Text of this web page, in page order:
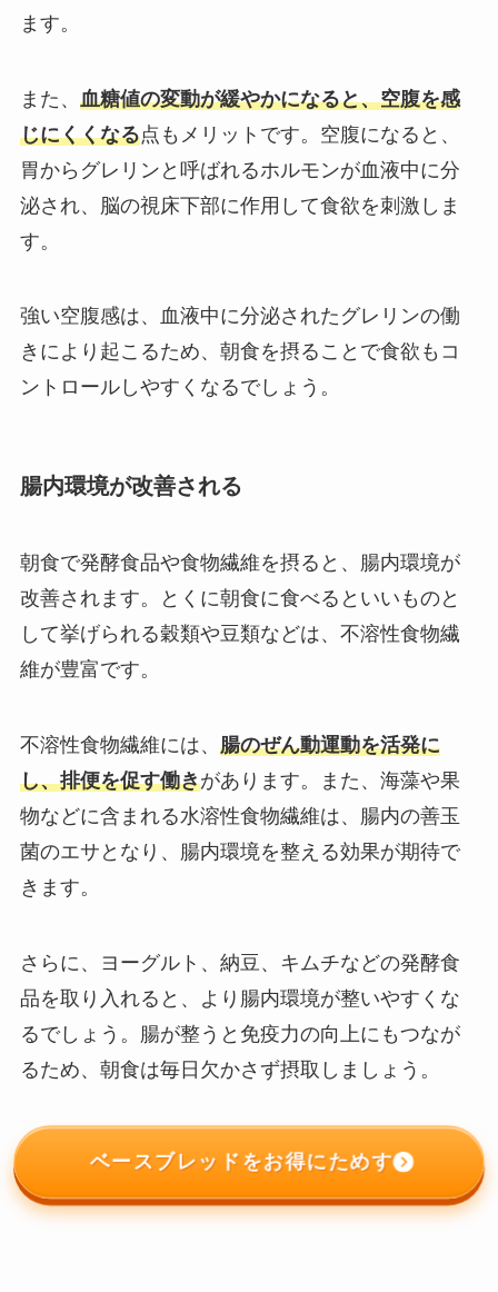
ます。
また、 血糖値の変動が緩やかになると、空腹を感
じにくくなる点もメリットです。空腹になると、
胃からグレリンと呼ばれるホルモンが血液中に分
泌され、脳の視床下部に作用して食欲を刺激しま
す。
強い空腹感は、血液中に分泌されたグレリンの働
きにより起こるため、朝食を摂ることで食欲もコ
ントロールしやすくなるでしょう。
腸内環境が改善される
朝食で発酵食品や食物繊維を摂ると、腸内環境が
改善されます。とくに朝食に食べるといいものと
して挙げられる穀類や豆類などは、不溶性食物繊
維が豊富です。
不溶性食物繊維には、 腸のぜん動運動を活発に
し、排便を促す働きがあります。また、海藻や果
物などに含まれる水溶性食物繊維は、腸内の善玉
菌のエサとなり、腸内環境を整える効果が期待で
きます。
さらに、ヨーグルト、納豆、キムチなどの発酵食
品を取り入れると、より腸内環境が整いやすくな
るでしょう。腸が整うと免疫力の向上にもつなが
るため、朝食は毎日欠かさず摂取しましょう。
ベースブレッドをお得にためす